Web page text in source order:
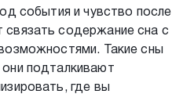
события и чувство после
содержание сна с
Такие сны
подталкивают
где вы